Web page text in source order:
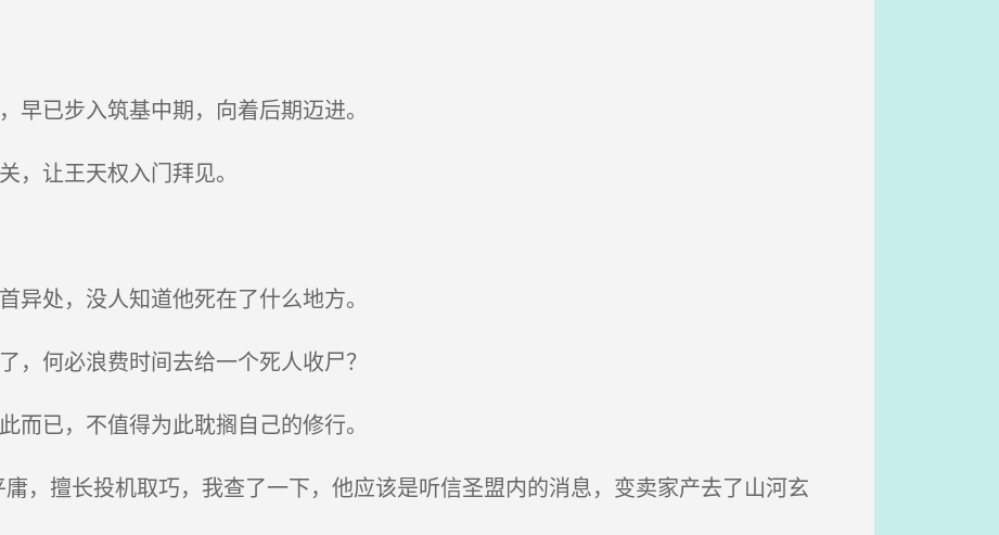
已步入筑基中期，向着后期迈进。
让王天权入门拜见。
处，没人知道他死在了什么地方。
何必浪费时间去给一个死人收尸？
已，不值得为此耽搁自己的修行。
，擅长投机取巧，我查了一下，他应该是听信圣盟内的消息，变卖家产去了山河玄